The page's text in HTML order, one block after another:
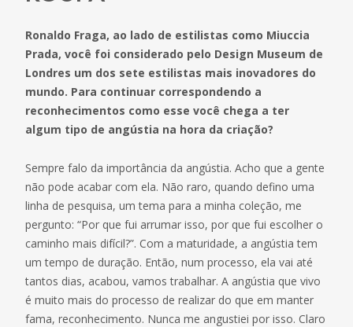
Ronaldo Fraga, ao lado de estilistas como Miuccia
Prada, você foi considerado pelo Design Museum de
Londres um dos sete estilistas mais inovadores do
mundo. Para continuar correspondendo a
reconhecimentos como esse você chega a ter
algum tipo de angústia na hora da criação?
Sempre falo da importância da angústia. Acho que a gente
não pode acabar com ela. Não raro, quando defino uma
linha de pesquisa, um tema para a minha coleção, me
pergunto: “Por que fui arrumar isso, por que fui escolher o
caminho mais difícil?”. Com a maturidade, a angústia tem
um tempo de duração. Então, num processo, ela vai até
tantos dias, acabou, vamos trabalhar. A angústia que vivo
é muito mais do processo de realizar do que em manter
fama, reconhecimento. Nunca me angustiei por isso. Claro